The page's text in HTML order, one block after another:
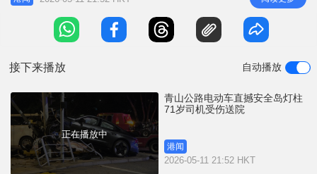
e
到场将私家车拖走，意外原因仍在调查。
接下来播放 自动播放
正在播放中
青山公路电动车直撼安全岛灯柱
71岁司机受伤送院
港闻
2026-05-11 21:52 HKT